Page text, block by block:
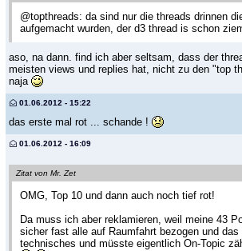
@topthreads: da sind nur die threads drinnen
aufgemacht wurden, der d3 thread is schon
aso, na dann. find ich aber seltsam, dass der
meisten views und replies hat, nicht zu den "top
naja
01.06.2012 - 15:22
das erste mal rot ... schande !
01.06.2012 - 16:09
Zitat von Mr. Zet
OMG, Top 10 und dann auch noch tief rot!
Da muss ich aber reklamieren, weil meine 43
sicher fast alle auf Raumfahrt bezogen und das
technisches und müsste eigentlich On-Topic